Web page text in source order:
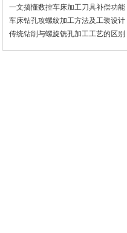
机床
一文搞懂数控车床加工刀具补偿功能
车床钻孔攻螺纹加工方法及工装设计
传统钻削与螺旋铣孔加工工艺的区别